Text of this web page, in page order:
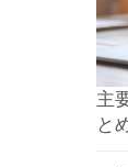
主
と